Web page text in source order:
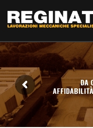
DA